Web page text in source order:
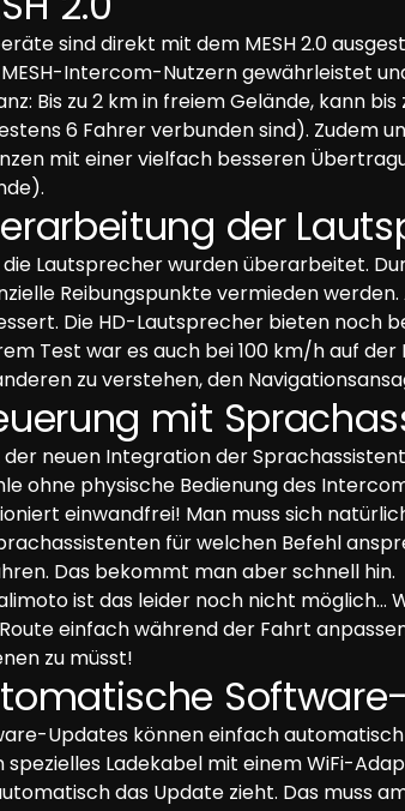
sind direkt mit dem MESH 2.0
Intercom-Nutzern gewährleistet
Bis zu 2 km in freiem Gelände, kann
6 Fahrer verbunden sind). Zudem
mit einer vielfach besseren
der
Lautsprecher wurden überarbeitet.
Reibungspunkte vermieden
Die HD-Lautsprecher bieten noch
Test war es auch bei 100 km/h auf
zu verstehen, den
mit
der neuen Integration der
ohne physische Bedienung des
einwandfrei! Man muss sich
für welchen Befehl
Das bekommt man aber schnell hin.
ist das leider noch nicht möglich…
einfach während der Fahrt
zu müsst!
Updates können einfach
spezielles Ladekabel mit einem WiFi-
das Update zieht. Das muss